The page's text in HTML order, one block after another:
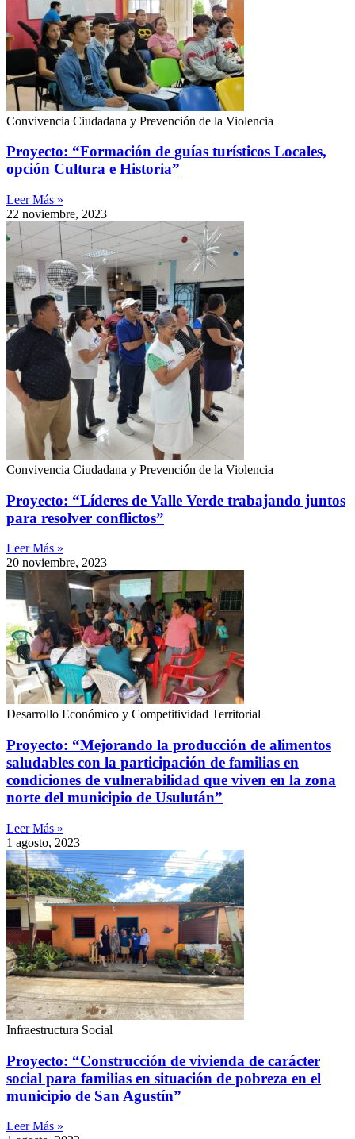
Convivencia Ciudadana y Prevención de la Violencia
Proyecto: “Formación de guías turísticos Locales,
opción Cultura e Historia”
Leer Más »
22 noviembre, 2023
Convivencia Ciudadana y Prevención de la Violencia
Proyecto: “Líderes de Valle Verde trabajando juntos
para resolver conflictos”
Leer Más »
20 noviembre, 2023
Desarrollo Económico y Competitividad Territorial
Proyecto: “Mejorando la producción de alimentos
saludables con la participación de familias en
condiciones de vulnerabilidad que viven en la zona
norte del municipio de Usulután”
Leer Más »
1 agosto, 2023
Infraestructura Social
Proyecto: “Construcción de vivienda de carácter
social para familias en situación de pobreza en el
municipio de San Agustín”
Leer Más »